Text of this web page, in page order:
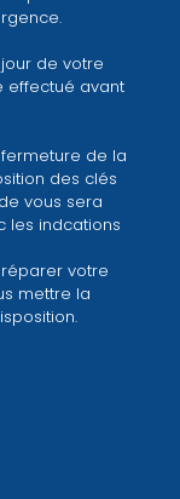
de votre
effectué avant
de la
des clés
vous sera
les indcations
votre
mettre la